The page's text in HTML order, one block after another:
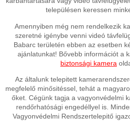
településen keressen
Amennyiben még nem rendelkezik
szeretné igénybe venni videó
Babarc területén ebben az esetben
ajánlatunkat! Bővebb információt a
biztonsági kamera
Az általunk telepitett
megfelelő minősitéssel, tehát a
őket. Cégünk tagja a vagyonvédelmi
rendőrhatósági engedéllyel is.
Vagyonvédelmi Rendszertelepitő